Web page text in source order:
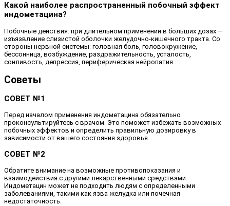
Какой наиболее распространенный побочный эффект
индометацина?
Побочные действия: при длительном применении в больших дозах —
изъязвление слизистой оболочки желудочно-кишечного тракта. Со
стороны нервной системы: головная боль, головокружение,
бессонница, возбуждение, раздражительность, усталость,
сонливость, депрессия, периферическая нейропатия.
Советы
СОВЕТ №1
Перед началом применения индометацина обязательно
проконсультируйтесь с врачом. Это поможет избежать возможных
побочных эффектов и определить правильную дозировку в
зависимости от вашего состояния здоровья.
СОВЕТ №2
Обратите внимание на возможные противопоказания и
взаимодействия с другими лекарственными средствами.
Индометацин может не подходить людям с определенными
заболеваниями, такими как язва желудка или почечная
недостаточность.